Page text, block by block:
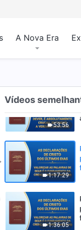
A Nova Era
Vídeos
53:56
1:17:29
1:36:05